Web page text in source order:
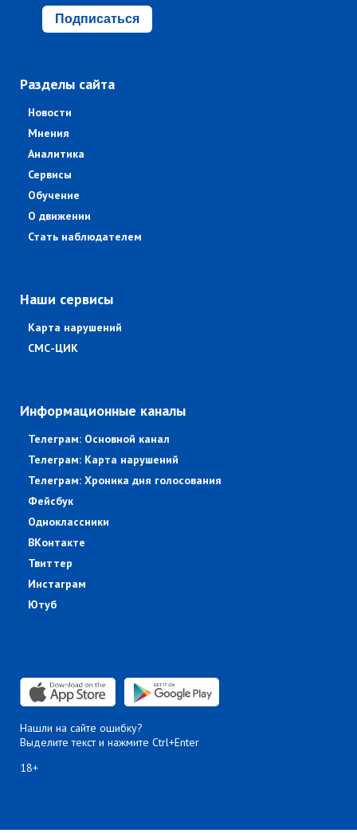
Подписаться
Разделы сайта
Новости
Мнения
Аналитика
Сервисы
Обучение
О движении
Стать наблюдателем
Наши сервисы
Карта нарушений
СМС-ЦИК
Информационные каналы
Телеграм: Основной канал
Телеграм: Карта нарушений
Телеграм: Хроника дня голосования
Фейсбук
Одноклассники
ВКонтакте
Твиттер
Инстаграм
Ютуб
Нашли на сайте ошибку?
Выделите текст и нажмите Ctrl+Enter
18+